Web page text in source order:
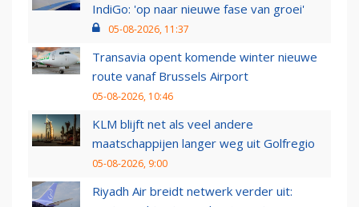
IndiGo: 'op naar nieuwe fase van groei'
05-08-2026, 11:37
Transavia opent komende winter nieuwe
route vanaf Brussels Airport
05-08-2026, 10:46
KLM blijft net als veel andere
maatschappijen langer weg uit Golfregio
05-08-2026, 9:00
Riyadh Air breidt netwerk verder uit: